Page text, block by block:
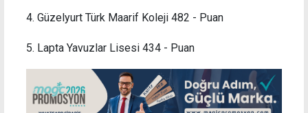
4. Güzelyurt Türk Maarif Koleji 482 - Puan
5. Lapta Yavuzlar Lisesi 434 - Puan